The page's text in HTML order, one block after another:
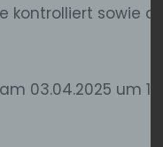
kontrolliert sowie
03.04.2025 um